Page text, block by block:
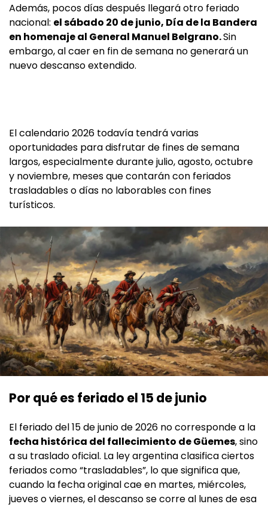
Además, pocos días después llegará otro feriado
nacional: el sábado 20 de junio, Día de la Bandera
en homenaje al General Manuel Belgrano.Sin
embargo, al caer en fin de semana no generará un
nuevo descanso extendido.
El calendario 2026 todavía tendrá varias
oportunidades para disfrutar de fines de semana
largos, especialmente durante julio, agosto, octubre
y noviembre, meses que contarán con feriados
trasladables o días no laborables con fines
turísticos.
Por qué es feriado el 15 de junio
El feriado del 15 de junio de 2026 no corresponde a la
fecha histórica del fallecimiento de Güemes, sino
a su traslado oficial. La ley argentina clasifica ciertos
feriados como “trasladables”, lo que significa que,
cuando la fecha original cae en martes, miércoles,
jueves o viernes, el descanso se corre al lunes de esa